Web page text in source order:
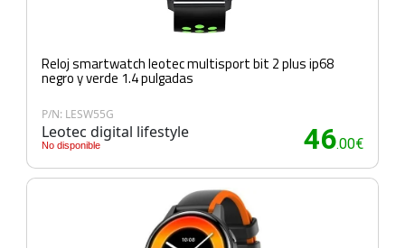
Reloj smartwatch leotec multisport bit 2 plus ip68
negro y verde 1.4 pulgadas
P/N: LESW55G
Leotec digital lifestyle
No disponible 46.00€